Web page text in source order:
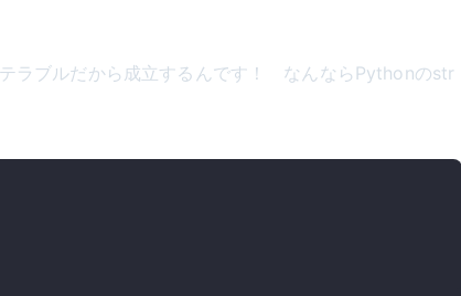
ラブルだから成立するんです！ なんならPythonのstr